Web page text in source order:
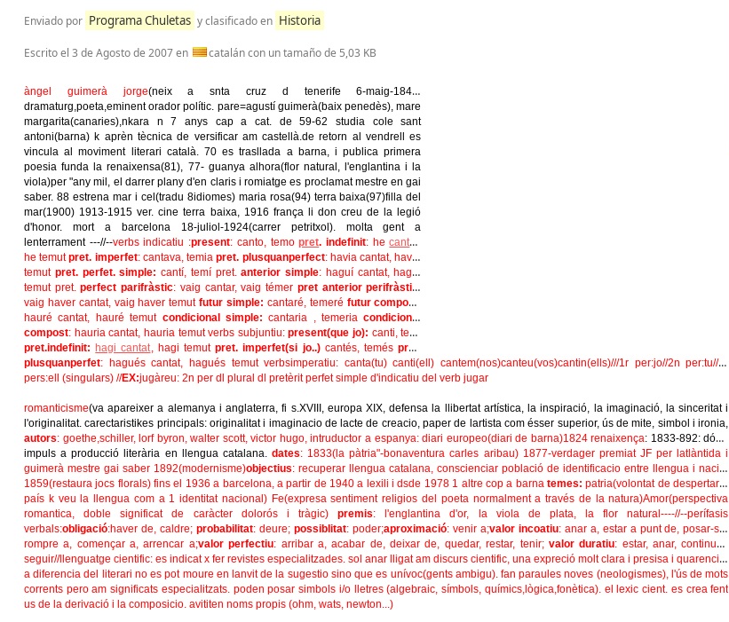
Enviado por Programa Chuletas y clasificado en Historia
Escrito el 3 de Agosto de 2007en catalán con un tamaño de 5,03 KB
àngel guimerà jorge(neix a snta cruz d tenerife 6-maig-1845,
dramaturg,poeta,eminent orador polític. pare=agustí guimerà(baix penedès), mare
margarita(canaries),nkara n 7 anys cap a cat. de 59-62 studia cole sant
antoni(barna) k aprèn tècnica de versificar am castellà.de retorn al vendrell es
vincula al moviment literari català. 70 es trasllada a barna, i publica primera
poesia funda la renaixensa(81), 77- guanya alhora(flor natural, l'englantina i la
viola)per "any mil, el darrer plany d'en claris i romiatge es proclamat mestre en gai
saber. 88 estrena mar i cel(tradu 8idiomes) maria rosa(94) terra baixa(97)filla del
mar(1900) 1913-1915 ver. cine terra baixa, 1916 frança li don creu de la legió
d'honor. mort a barcelona 18-juliol-1924(carrer petritxol). molta gent a
lenterrament ---//--verbs indicatiu :present: canto, temopret. indefinit: hecantat
he temutpret. imperfet: cantava, temiapret. plusquanperfect: havia cantat, havia
temut pret. perfet. simple:cantí, temí pret.anterior simple: haguí cantat, haguí
temut pret.perfect parifràstic: vaig cantar, vaig témer pret anterior perifràstic :
vaig haver cantat, vaig haver temutfutur simple: cantaré, temeré futur compost
hauré cantat, hauré temut condicional simple: cantaria , temeriacondicional
compost: hauria cantat, hauria temutverbs subjuntiu:present(que jo): canti, temi
pret.indefinit: hagi cantat, hagi temutpret. imperfet(si jo..)cantés, teméspret.
plusquanperfet: hagués cantat, hagués temutverbsimperatiu: canta(tu) canti(ell) cantem(nos)canteu(vos)cantin(ells)///1r per:jo//2n per:tu//3r
pers:ell (singulars) //EX:jugàreu: 2n per dl plural dl pretèrit perfet simple d'indicatiu del verb jugar
romanticisme(va apareixer a alemanya i anglaterra, fi s.XVIII, europa XIX, defensa la llibertat artística, la inspiració, la imaginació, la sinceritat i
l'originalitat. carectaristikes principals: originalitat i imaginacio de lacte de creacio, paper de lartista com ésser superior, ús de mite, simbol i ironia,
autors: goethe,schiller, lorf byron, walter scott, victor hugo, intruductor a espanya: diari europeo(diari de barna)1824renaixença: 1833-892: dóna
impuls a producció literària en llengua catalana. dates: 1833(la pàtria"-bonaventura carles aribau) 1877-verdager premiat JF per latlàntida i
guimerà mestre gai saber 1892(modernisme)objectius: recuperar llengua catalana, conscienciar població de identificacio entre llengua i nació.
1859(restaura jocs florals) fins el 1936 a barcelona, a partir de 1940 a lexili i dsde 1978 1 altre cop a barna temes: patria(volontat de despertar 1
país k veu la llengua com a 1 identitat nacional) Fe(expresa sentiment religios del poeta normalment a través de la natura)Amor(perspectiva
romantica, doble significat de caràcter dolorós i tràgic)premis: l'englantina d'or, la viola de plata, la flor natural----//--perífasis
verbals:obligació:haver de, caldre; probabilitat: deure; possiblitat: poder;aproximació: venir a;valor incoatiu: anar a, estar a punt de, posar-se,
rompre a, començar a, arrencar a;valor perfectiu: arribar a, acabar de, deixar de, quedar, restar, tenir; valor duratiu: estar, anar, continuar,
seguir//llenguatge cientific: es indicat x fer revistes especialitzades. sol anar lligat am discurs cientific, una expreció molt clara i presisa i quarencia.
a diferencia del literari no es pot moure en lanvit de la sugestio sino que es unívoc(gents ambigu). fan paraules noves (neologismes), l'ús de mots
corrents pero am significats especialitzats. poden posar simbols i/o lletres (algebraic, símbols, químics,lògica,fonètica). el lexic cient. es crea fent
us de la derivació i la composicio. avititen noms propis (ohm, wats, newton...)